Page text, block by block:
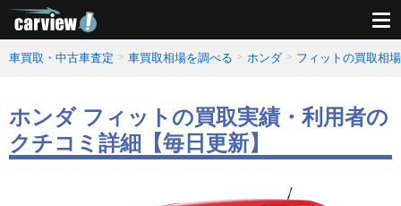
車買取・中古車査定 車買取相場を調べる ホンダ フィットの買取相
ホンダ フィットの買取実績・利用者の
クチコミ詳細【毎日更新】